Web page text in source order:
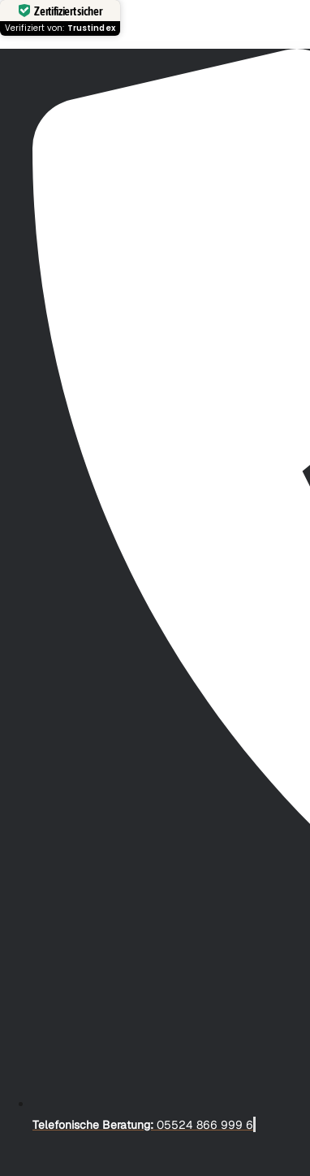
Zertifiziert sicher
Verifiziert von: Trustindex
Telefonische Beratung: 05524 866 999 6